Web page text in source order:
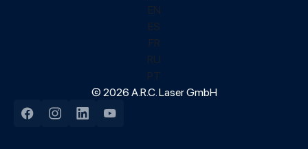
EN
ES
FR
RU
PT
© 2026 A.R.C. Laser GmbH
FacebookInstagramLinkedInYouTube